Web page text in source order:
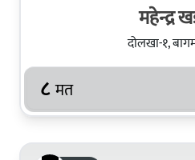
महेन्द्र
दोलखा-१,
८ मत